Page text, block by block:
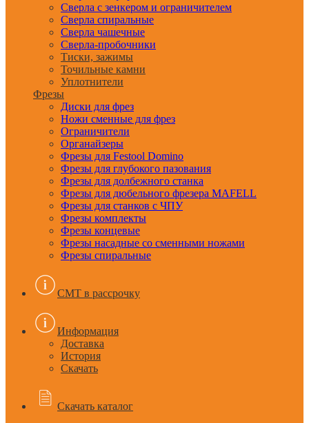
Сверла с зенкером и ограничителем
Сверла спиральные
Сверла чашечные
Сверла-пробочники
Тиски, зажимы
Точильные камни
Уплотнители
Фрезы
Диски для фрез
Ножи сменные для фрез
Ограничители
Органайзеры
Фрезы для Festool Domino
Фрезы для глубокого пазования
Фрезы для долбежного станка
Фрезы для дюбельного фрезера MAFELL
Фрезы для станков с ЧПУ
Фрезы комплекты
Фрезы концевые
Фрезы насадные со сменными ножами
Фрезы спиральные
CMT в рассрочку
Информация
Доставка
История
Скачать
Скачать каталог